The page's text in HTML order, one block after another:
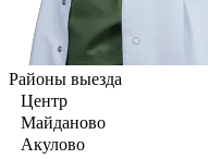
Районы выезда
Центр
Майданово
Акулово